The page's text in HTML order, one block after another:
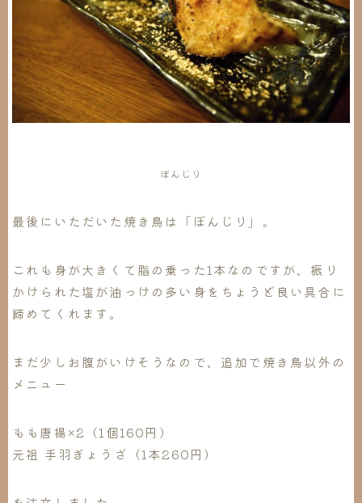
ぼんじり
最後にいただいた焼き鳥は「ぼんじり」。
これも身が大きくて脂の乗った1本なのですが、振り
かけられた塩が油っけの多い身をちょうど良い具合に
締めてくれます。
まだ少しお腹がいけそうなので、追加で焼き鳥以外の
メニュー
もも唐揚×2（1個160円）
元祖 手羽ぎょうざ（1本260円）